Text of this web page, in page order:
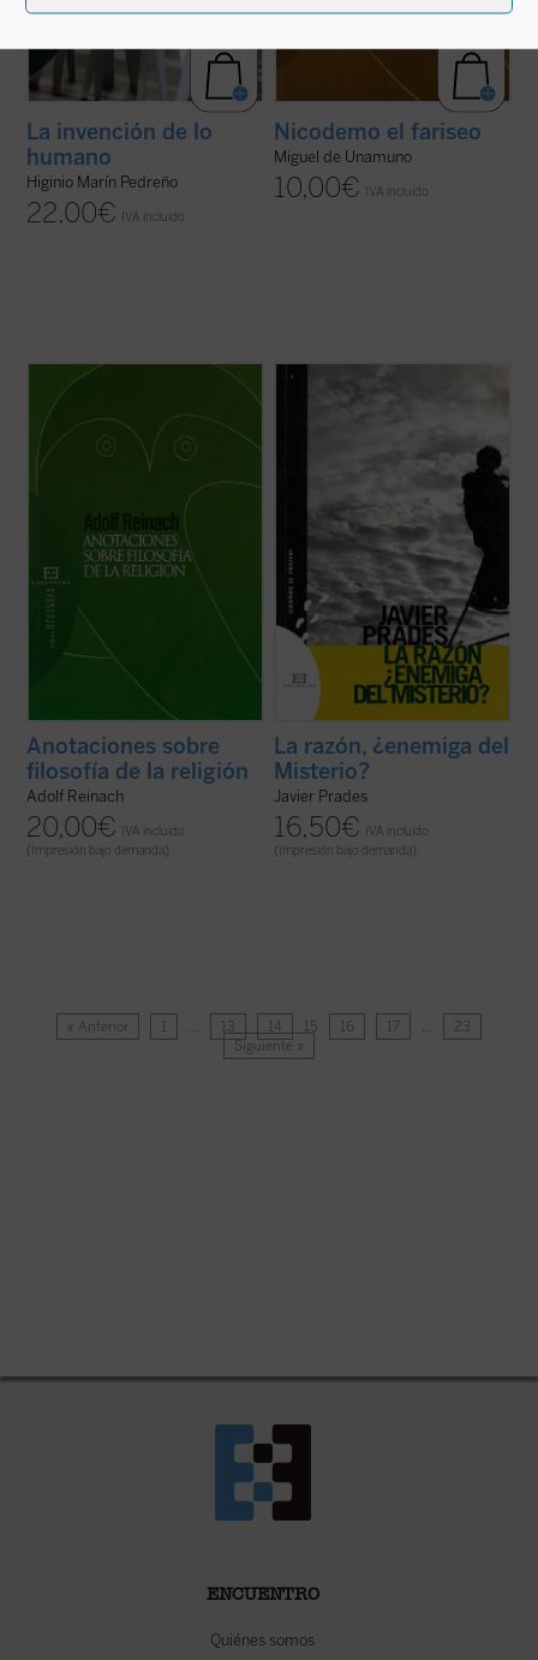
La invención de lo
humano
Higinio Marín Pedreño
22,00€ IVA incluido
Nicodemo el fariseo
Miguel de Unamuno
10,00€ IVA incluido
Escritas durante su servicio en el cuerpo
de artillería del ejército alemán durante la
Anotaciones
, que ejercieron una influencia
decisiva en el itinerario de filósofos como
Edith Stein, constituyen ...
(ver ficha)
Anotaciones sobre
filosofía de la religión
Adolf Reinach
20,00€
IVA incluido
(Impresión bajo demanda)
«Se puede suponer que en la historia de la
definitiva; lo que se quiere es ponerla ...
La razón, ¿enemiga del
Misterio?
Javier Prades
16,50€
IVA incluido
(Impresión bajo demanda)
« Anterior 1 … 13 14 15 16 17 …
23
Siguiente »
ENCUENTRO
Quiénes somos